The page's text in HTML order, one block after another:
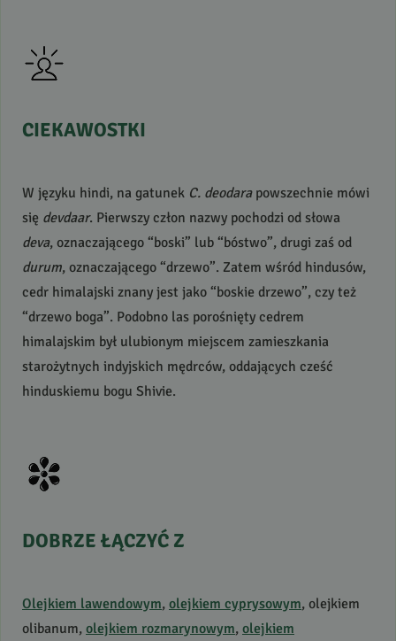
CIEKAWOSTKI
W języku hindi, na gatunek C. deodarapowszechnie mówi
się devdaar. Pierwszy człon nazwy pochodzi od słowa
deva, oznaczającego “boski” lub “bóstwo”, drugi zaś od
durum, oznaczającego “drzewo”. Zatem wśród hindusów,
cedr himalajski znany jest jako “boskie drzewo”, czy też
“drzewo boga”. Podobno las porośnięty cedrem
himalajskim był ulubionym miejscem zamieszkania
starożytnych indyjskich mędrców, oddających cześć
hinduskiemu bogu Shivie.
DOBRZE ŁĄCZYĆ Z
Olejkiem lawendowym, olejkiem cyprysowym, olejkiem
olibanum, olejkiem rozmarynowym, olejkiem